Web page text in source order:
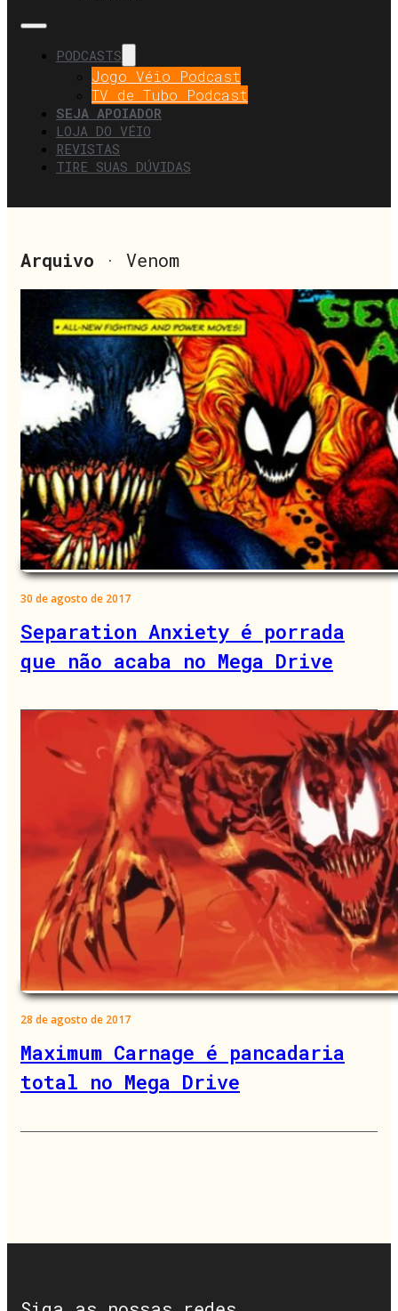
PODCASTS
Jogo Véio Podcast
TV de Tubo Podcast
SEJA APOIADOR
LOJA DO VÉIO
REVISTAS
TIRE SUAS DÚVIDAS
Arquivo · Venom
30 de agosto de 2017
Separation Anxiety é porrada
que não acaba no Mega Drive
28 de agosto de 2017
Maximum Carnage é pancadaria
total no Mega Drive